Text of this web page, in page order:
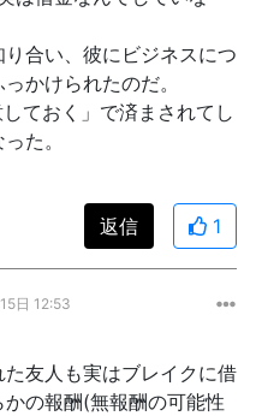
合い、彼にビジネスにつ
かけられたのだ。
ておく」で済まされてし
た。
返信
1
日 12:53
友人も実はブレイクに借
の報酬(無報酬の可能性